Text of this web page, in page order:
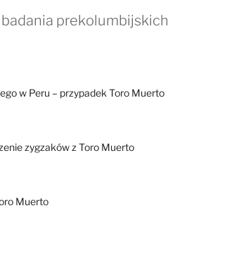
prekolumbijskich
w Peru – przypadek Toro Muerto
zygzaków z Toro Muerto
Muerto